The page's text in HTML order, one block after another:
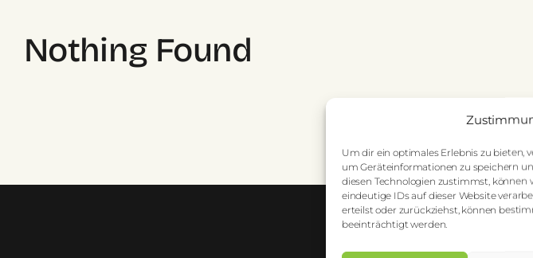
Um dir ein optimales Erlebnis zu bieten,
um Geräteinformationen zu speichern
diesen Technologien zustimmst, können
eindeutige IDs auf dieser Website
erteilst oder zurückziehst, können
beeinträchtigt werden.
Nothing Found